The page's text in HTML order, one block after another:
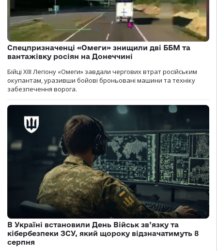
Спецпризначенці «Омеги» знищили дві ББМ та
вантажівку росіян на Донеччині
Бійці ХІІІ Легіону «Омеги» завдали чергових втрат російським
окупантам, уразивши бойові броньовані машини та техніку
забезпечення ворога.
В Україні встановили День Військ зв’язку та
кібербезпеки ЗСУ, який щороку відзначатимуть 8
серпня